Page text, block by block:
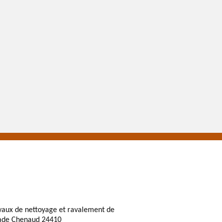
de nettoyage et ravalement de
Chenaud 24410